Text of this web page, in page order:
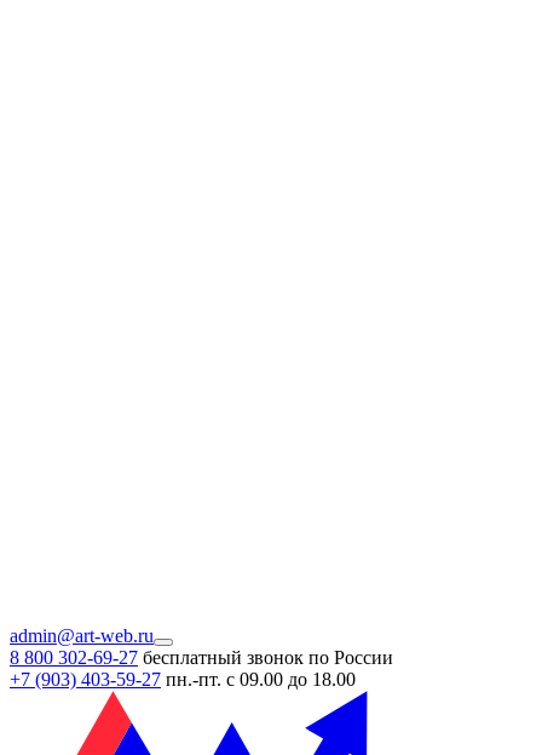
admin@art-web.ru
8 800 302-69-27 бесплатный звонок по России
+7 (903) 403-59-27 пн.-пт. с 09.00 до 18.00